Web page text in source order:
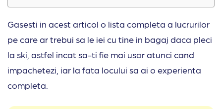
Gasesti in acest articol o lista completa a lucrurilor
pe care ar trebui sa le iei cu tine in bagaj daca pleci
la ski, astfel incat sa-ti fie mai usor atunci cand
impachetezi, iar la fata locului sa ai o experienta
completa.